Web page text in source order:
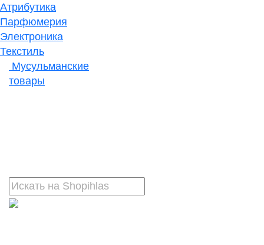
Атрибутика
Парфюмерия
Электроника
Текстиль
Мусульманские
товары